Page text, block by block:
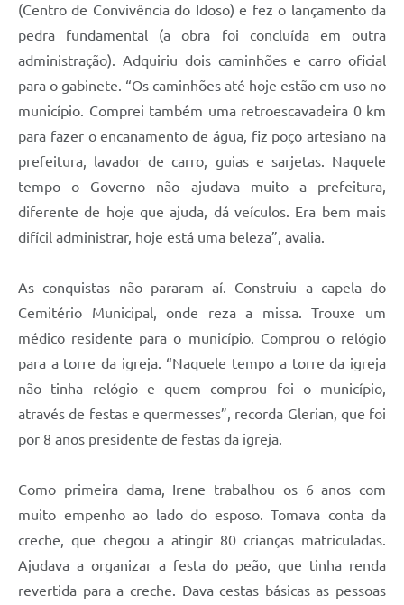
(Centro de Convivência do Idoso) e fez o lançamento da
pedra fundamental (a obra foi concluída em outra
administração). Adquiriu dois caminhões e carro oficial
para o gabinete. “Os caminhões até hoje estão em uso no
município. Comprei também uma retroescavadeira 0 km
para fazer o encanamento de água, fiz poço artesiano na
prefeitura, lavador de carro, guias e sarjetas. Naquele
tempo o Governo não ajudava muito a prefeitura,
diferente de hoje que ajuda, dá veículos. Era bem mais
difícil administrar, hoje está uma beleza”, avalia.
As conquistas não pararam aí. Construiu a capela do
Cemitério Municipal, onde reza a missa. Trouxe um
médico residente para o município. Comprou o relógio
para a torre da igreja. “Naquele tempo a torre da igreja
não tinha relógio e quem comprou foi o município,
através de festas e quermesses”, recorda Glerian, que foi
por 8 anos presidente de festas da igreja.
Como primeira dama, Irene trabalhou os 6 anos com
muito empenho ao lado do esposo. Tomava conta da
creche, que chegou a atingir 80 crianças matriculadas.
Ajudava a organizar a festa do peão, que tinha renda
revertida para a creche. Dava cestas básicas as pessoas